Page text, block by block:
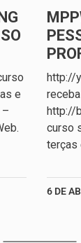
e
–
http://
http://
curso
terças
6 DE